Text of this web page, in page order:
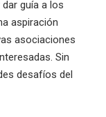
guía a los
aspiración
asociaciones
Sin
desafíos del